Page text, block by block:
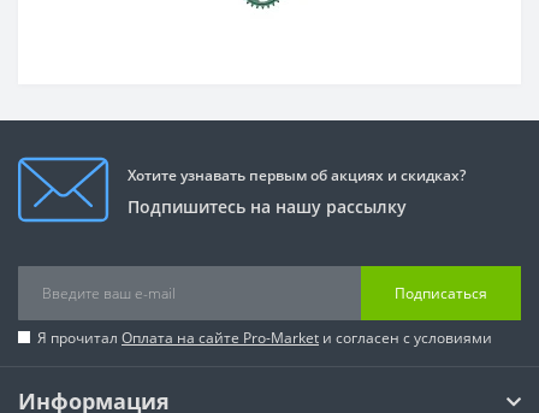
Хотите узнавать первым об акциях и скидках?
Подпишитесь на нашу рассылку
Подписаться
Я прочитал Оплата на сайте Pro-Market и согласен с условиями
Информация